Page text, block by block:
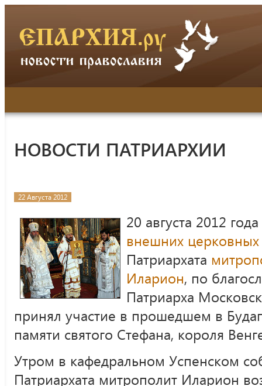
НОВОСТИ ПАТРИАРХИИ
22 Августа 2012
20 августа 2012
внешних церковных
Патриархата
Иларион, по
Патриарха
принял участие в прошедшем в
памяти святого Стефана, короля
Утром в кафедральном Успенском
Патриархата митрополит Иларион